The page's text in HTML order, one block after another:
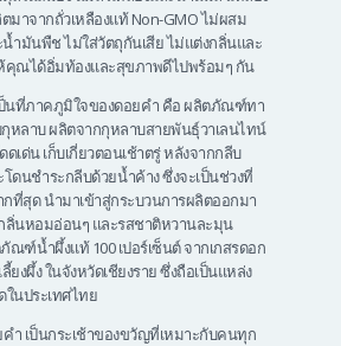
มาจากถั่วเหลืองแท้ Non-GMO ไม่ผสม
ำมันพืช ไม่ใส่วัตถุกันเสีย ไม่แต่งกลิ่นและ
ห้คุณได้อิ่มท้องและสุขภาพดีไปพร้อมๆ กัน
ที่ภาคภูมิใจของดอยคำ คือ ผลิตภัณฑ์ทา
หลาบ ผลิตจากกุหลาบสายพันธุ์วาเลนไทน์
เด่น เก็บเกี่ยวตอนเช้าตรู่ หลังจากกลีบ
ดนชำระกลีบด้วยน้ำค้าง ซึ่งจะเป็นช่วงที่
ที่สุด นำมาเข้าสู่กระบวนการผลิตออกมา
ลิ่นหอมอ่อนๆ และรสชาติหวานละมุน
ฑ์น้ำผึ้งแท้ 100 เปอร์เซ็นต์ จากเกสรดอก
ยงผึ้ง ในจังหวัดเชียงราย ซึ่งถือเป็นแหล่ง
นประเทศไทย
ำ เป็นกระเช้าของขวัญที่เหมาะกับคนทุก